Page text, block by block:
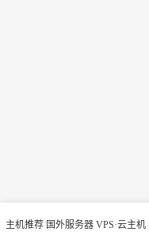
主机推荐 国外服务器 VPS·云主机